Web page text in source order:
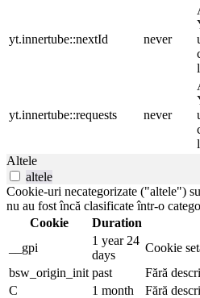
yt.innertube::nextId never
yt.innertube::requests never
Altele
altele
Cookie-uri necategorizate ("altele")
nu au fost încă clasificate într-o
Cookie
Duration
__gpi
1 year 24
days
Cookie
bsw_origin_init past
Fără
C
1 month
Fără